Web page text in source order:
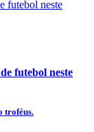
futebol neste
troféus.